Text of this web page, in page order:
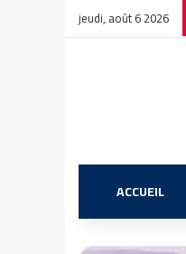
jeudi, août 6 2026
ACCUEIL